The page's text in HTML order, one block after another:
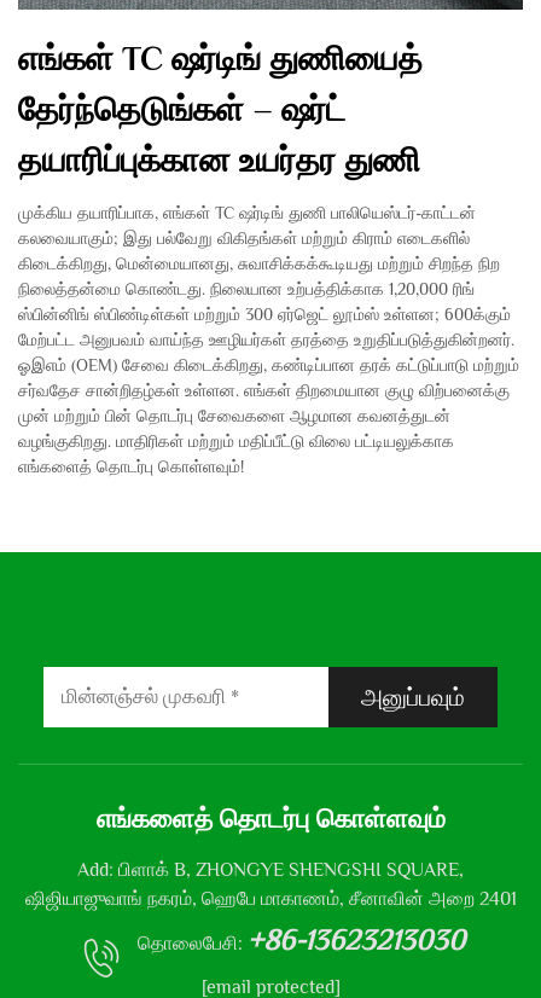
எங்கள் TC ஷர்டிங் துணியைத்
தேர்ந்தெடுங்கள் – ஷர்ட்
தயாரிப்புக்கான உயர்தர துணி
முக்கிய தயாரிப்பாக, எங்கள் TC ஷர்டிங் துணி பாலியெஸ்டர்-காட்டன்
கலவையாகும்; இது பல்வேறு விகிதங்கள் மற்றும் கிராம் எடைகளில்
கிடைக்கிறது, மென்மையானது, சுவாசிக்கக்கூடியது மற்றும் சிறந்த நிற
நிலைத்தன்மை கொண்டது. நிலையான உற்பத்திக்காக 1,20,000 ரிங்
ஸ்பின்னிங் ஸ்பிண்டிள்கள் மற்றும் 300 ஏர்ஜெட் லூம்ஸ் உள்ளன; 600க்கும்
மேற்பட்ட அனுபவம் வாய்ந்த ஊழியர்கள் தரத்தை உறுதிப்படுத்துகின்றனர்.
ஓஇஎம் (OEM) சேவை கிடைக்கிறது, கண்டிப்பான தரக் கட்டுப்பாடு மற்றும்
சர்வதேச சான்றிதழ்கள் உள்ளன. எங்கள் திறமையான குழு விற்பனைக்கு
முன் மற்றும் பின் தொடர்பு சேவைகளை ஆழமான கவனத்துடன்
வழங்குகிறது. மாதிரிகள் மற்றும் மதிப்பீட்டு விலை பட்டியலுக்காக
எங்களைத் தொடர்பு கொள்ளவும்!
அனுப்பவும்
எங்களைத் தொடர்பு கொள்ளவும்
Add: பிளாக் B, ZHONGYE SHENGSHI SQUARE,
ஷிஜியாஜுவாங் நகரம், ஹெபே மாகாணம், சீனாவின் அறை 2401
தொலைபேசி: +86-13623213030
[email protected]